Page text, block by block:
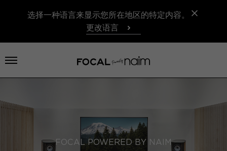
选择一种语言来显示您所在地区的特定内容。
更改语言
打开菜单
FOCAL POWERED BY NAIM